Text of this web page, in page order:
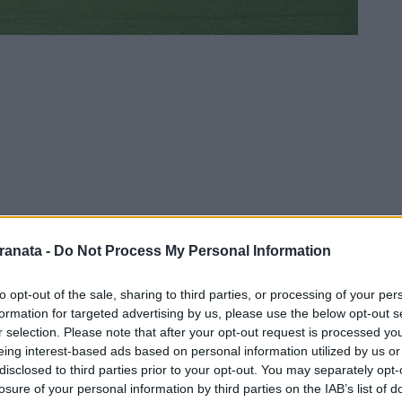
- Do Not Process My Personal Information
opt-out of the sale, sharing to third parties, or processing of your
for targeted advertising by us, please use the below opt-out
selection. Please note that after your opt-out request is processed
interest-based ads based on personal information utilized by us
to third parties prior to your opt-out. You may separately
of your personal information by third parties on the IAB’s list of
all'Arechi alle ore 12.30, nel
in Qatar. Nella stagione calcistica
granata e quella rossonera diedero
tutti i punti di vista. A differenza dei